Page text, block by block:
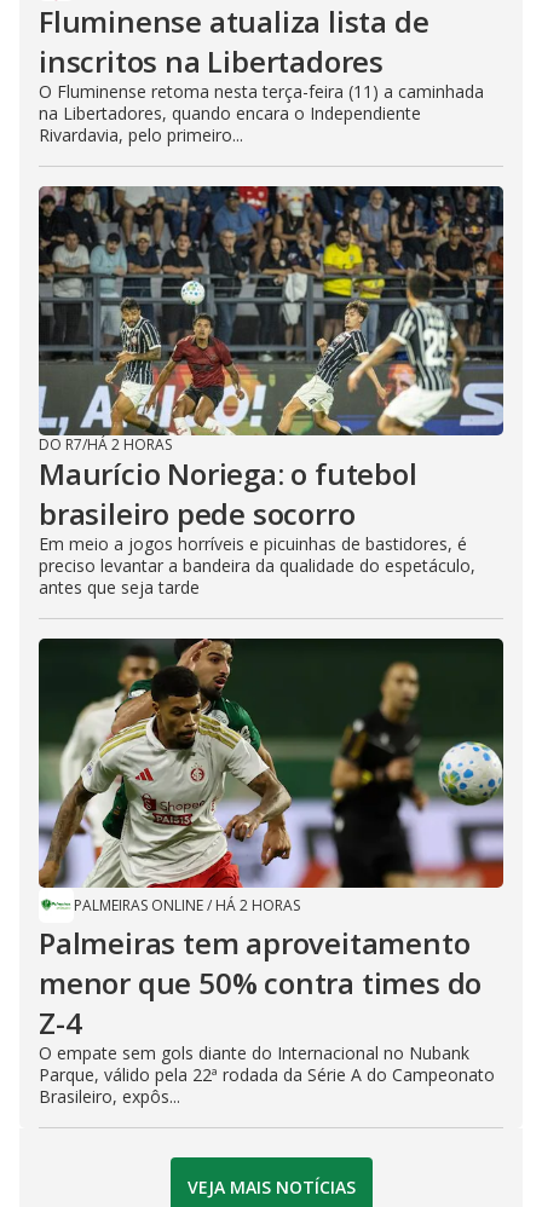
Fluminense atualiza lista de
inscritos na Libertadores
O Fluminense retoma nesta terça-feira (11) a caminhada
na Libertadores, quando encara o Independiente
Rivardavia, pelo primeiro...
DO R7/HÁ 2 HORAS
Maurício Noriega: o futebol
brasileiro pede socorro
Em meio a jogos horríveis e picuinhas de bastidores, é
preciso levantar a bandeira da qualidade do espetáculo,
antes que seja tarde
PALMEIRAS ONLINE/ HÁ 2 HORAS
Palmeiras tem aproveitamento
menor que 50% contra times do
Z-4
O empate sem gols diante do Internacional no Nubank
Parque, válido pela 22ª rodada da Série A do Campeonato
Brasileiro, expôs...
VEJA MAIS NOTÍCIAS